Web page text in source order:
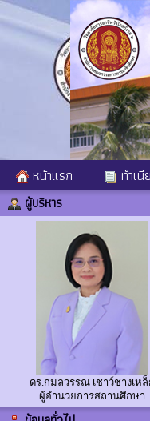
หน้าแรก ทำเ
ผู้บริหาร
ดร.กมลวรรณ เชาว์ช่างเหล็
ผู้อำนวยการสถานศึกษา